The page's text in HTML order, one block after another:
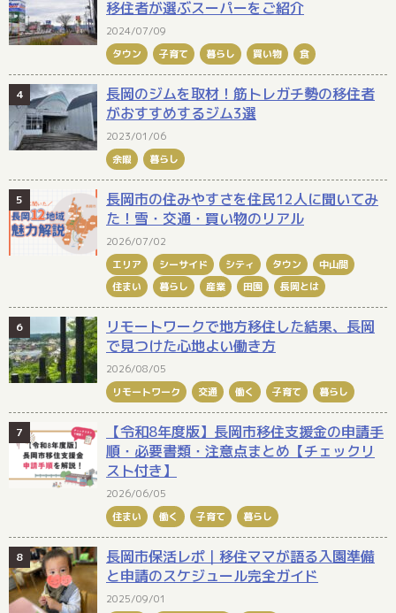
移住者が選ぶスーパーをご紹介
2024/07/09
タウン
子育て 暮らし 買い物 食
長岡のジムを取材！筋トレガチ勢の移住者
がおすすめするジム3選
2023/01/06
余暇
暮らし
長岡市の住みやすさを住民12人に聞いてみ
た！雪・交通・買い物のリアル
2026/07/02
エリア
シーサイド シティ タウン
中山間
住まい
暮らし 産業 田園 長岡とは
リモートワークで地方移住した結果、長岡
で見つけた心地よい働き方
2026/08/05
リモートワーク
交通 働く 子育て 暮らし
【令和8年度版】長岡市移住支援金の申請手
順・必要書類・注意点まとめ【チェックリ
スト付き】
2026/06/05
住まい
働く 子育て 暮らし
長岡市保活レポ｜移住ママが語る入園準備
と申請のスケジュール完全ガイド
2025/09/01